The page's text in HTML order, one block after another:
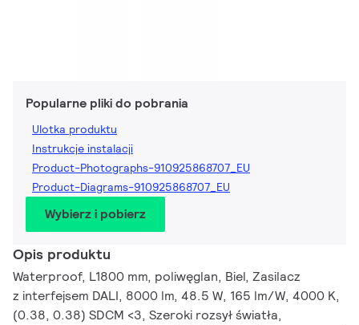
Popularne pliki do pobrania
Ulotka produktu
Instrukcje instalacji
Product-Photographs-910925868707_EU
Product-Diagrams-910925868707_EU
Wybierz i pobierz
Opis produktu
Waterproof, L1800 mm, poliwęglan, Biel, Zasilacz
z interfejsem DALI, 8000 lm, 48.5 W, 165 lm/W, 4000 K,
(0.38, 0.38) SDCM <3, Szeroki rozsył światła,